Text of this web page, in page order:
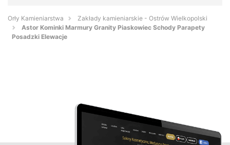
Orły Kamieniarstwa
Zakłady kamieniarskie - Ostrów Wielkopolski
Astor Kominki Marmury Granity Piaskowiec Schody Parapety
Posadzki Elewacje